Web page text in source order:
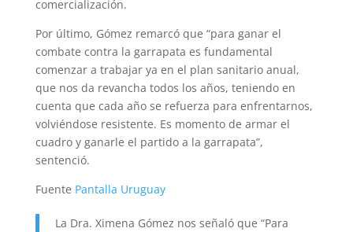
comercialización.
Por último, Gómez remarcó que “para ganar el
combate contra la garrapata es fundamental
comenzar a trabajar ya en el plan sanitario anual,
que nos da revancha todos los años, teniendo en
cuenta que cada año se refuerza para enfrentarnos,
volviéndose resistente. Es momento de armar el
cuadro y ganarle el partido a la garrapata”,
sentenció.
Fuente Pantalla Uruguay
La Dra. Ximena Gómez nos señaló que “Para